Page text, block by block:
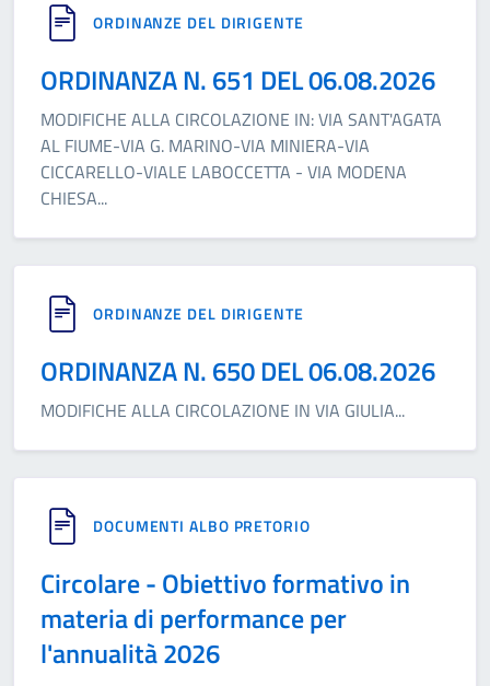
ORDINANZE DEL DIRIGENTE
ORDINANZA N. 651 DEL 06.08.2026
MODIFICHE ALLA CIRCOLAZIONE IN: VIA SANT'AGATA
AL FIUME-VIA G. MARINO-VIA MINIERA-VIA
CICCARELLO-VIALE LABOCCETTA - VIA MODENA
CHIESA...
ORDINANZE DEL DIRIGENTE
ORDINANZA N. 650 DEL 06.08.2026
MODIFICHE ALLA CIRCOLAZIONE IN VIA GIULIA...
DOCUMENTI ALBO PRETORIO
Circolare - Obiettivo formativo in
materia di performance per
l'annualità 2026